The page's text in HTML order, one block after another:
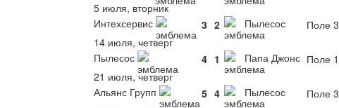
5 июля, вторник
Интехсервис
3 2 Пылесос
Поле 3
14 июля, четверг
Пылесос
4 1 Папа Джонс Поле 1
21 июля, четверг
Альянс Групп
5 4 Пылесос
Поле 3